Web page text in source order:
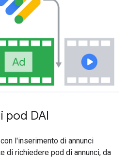
pod DAI
l'inserimento di annunci
di richiedere pod di annunci, da